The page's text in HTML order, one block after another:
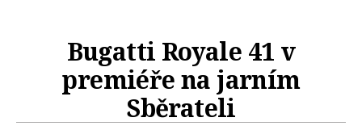
Bugatti Royale 41 v
premiéře na jarním
Sběrateli